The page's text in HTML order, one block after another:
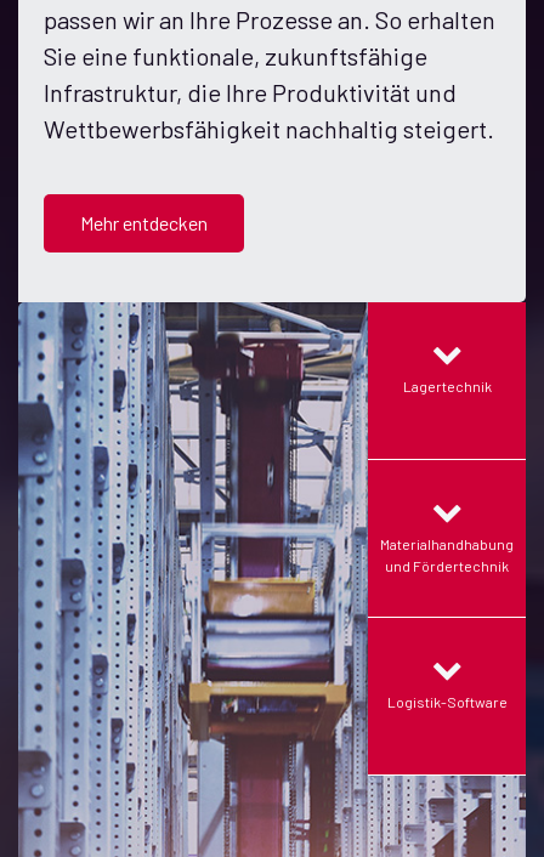
passen wir an Ihre Prozesse an. So erhalten
Sie eine funktionale, zukunftsfähige
Infrastruktur, die Ihre Produktivität und
Wettbewerbsfähigkeit nachhaltig steigert.
Mehr entdecken
Lagertechnik
Materialhandhabung
und Fördertechnik
Logistik-Software